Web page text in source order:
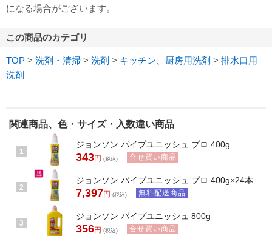
になる場合がございます。
この商品のカテゴリ
TOP > 洗剤・清掃 > 洗剤 > キッチン、厨房用洗剤 > 排水口用
洗剤
関連商品、色・サイズ・入数違い商品
1
ジョンソン パイプユニッシュ プロ 400g
343円 (税込) 合せ買い商品
2
ジョンソン パイプユニッシュ プロ 400g×24本
7,397円 (税込) 無料配送商品
3
ジョンソン パイプユニッシュ 800g
356円 (税込) 合せ買い商品